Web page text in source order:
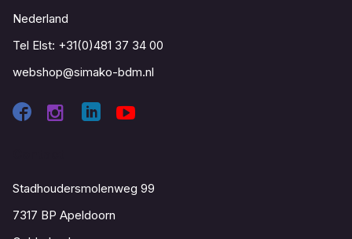
Nederland
Tel Elst: +31(0)481 37 34 00
webshop@simako-bdm.nl
Stadhoudersmolenweg 99
7317 BP Apeldoorn